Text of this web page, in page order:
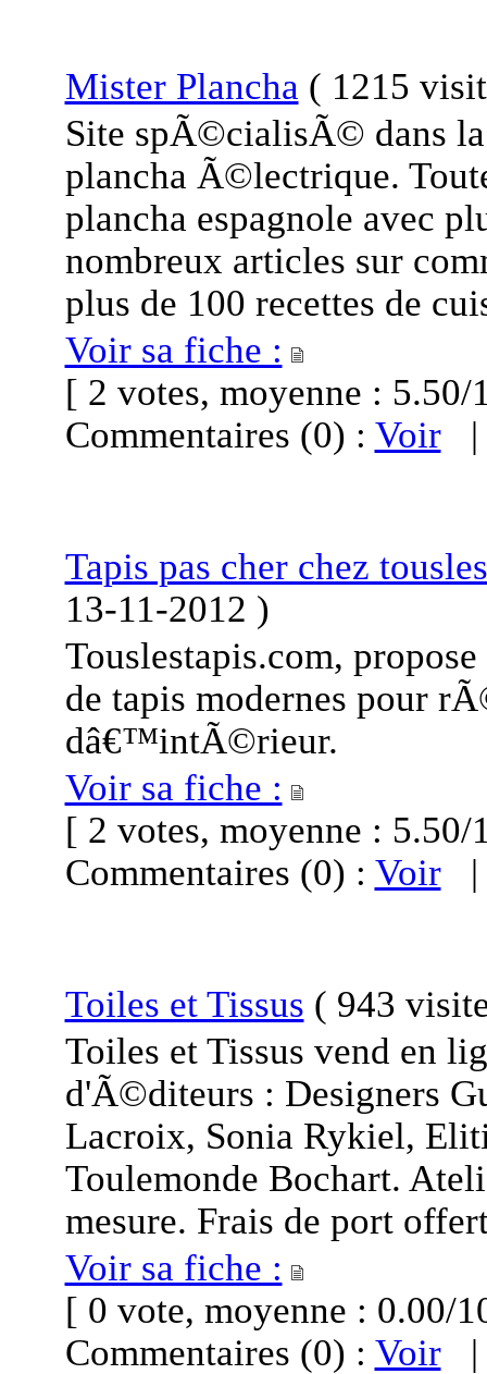
Mister Plancha ( 1215
Site spÃ©cialisÃ© dans la
plancha Ã©lectrique.
plancha espagnole avec
nombreux articles sur
plus de 100 recettes de
Voir sa fiche :
[ 2 votes, moyenne :
Commentaires (0) : Voir
Tapis pas cher chez
13-11-2012 )
Touslestapis.com,
de tapis modernes pour
dâ€™intÃ©rieur.
Voir sa fiche :
[ 2 votes, moyenne :
Commentaires (0) : Voir
Toiles et Tissus ( 943
Toiles et Tissus vend en
d'Ã©diteurs : Designers
Lacroix, Sonia Rykiel,
Toulemonde Bochart.
mesure. Frais de port
Voir sa fiche :
[ 0 vote, moyenne :
Commentaires (0) : Voir